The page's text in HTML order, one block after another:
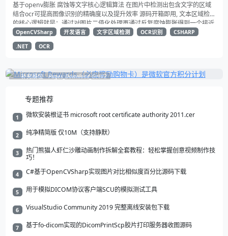
基于openv膨胀 腐蚀等文字核心逻辑算法 在图片中检测出包含文字的区域
结合ocr可提高图像识别的精确度以及提升效率 源码开箱即用, 文本区域检测
的核心逻辑就是：通过对图片二值化处理再通过反复腐蚀膨胀得到一个接近
矩形的方块 然后将这些矩形框选出来就得到了文本所在区域 再根据一系列
过滤规则提取到我们所需要的区域 进行识别减少不必要的图像识别 以提升
系统整体效率
OpenCVSharp 开发语言 文字区域检测 OCR识别
CSHARP
.NET
OCR
补充展位 Pages_Download_Get#2
专题推荐
1 微软安装根证书 microsoft root certificate authority 2011.cer
2 纯净精简版 仅10M（支持静默）
3
热门熊猫人虾仁沙雕动画制作拆解全套教程：轻松掌握创意视频制作技
巧！
4 C#基于OpenCVSharp实现图片对比相似度百分比源码下载
5 用于模拟DICOM协议客户端SCU的模拟测试工具
6 VisualStudio Community 2019 完整离线安装包下载
7 基于fo-dicom实现的DicomPrintScp胶片打印服务器收图源码